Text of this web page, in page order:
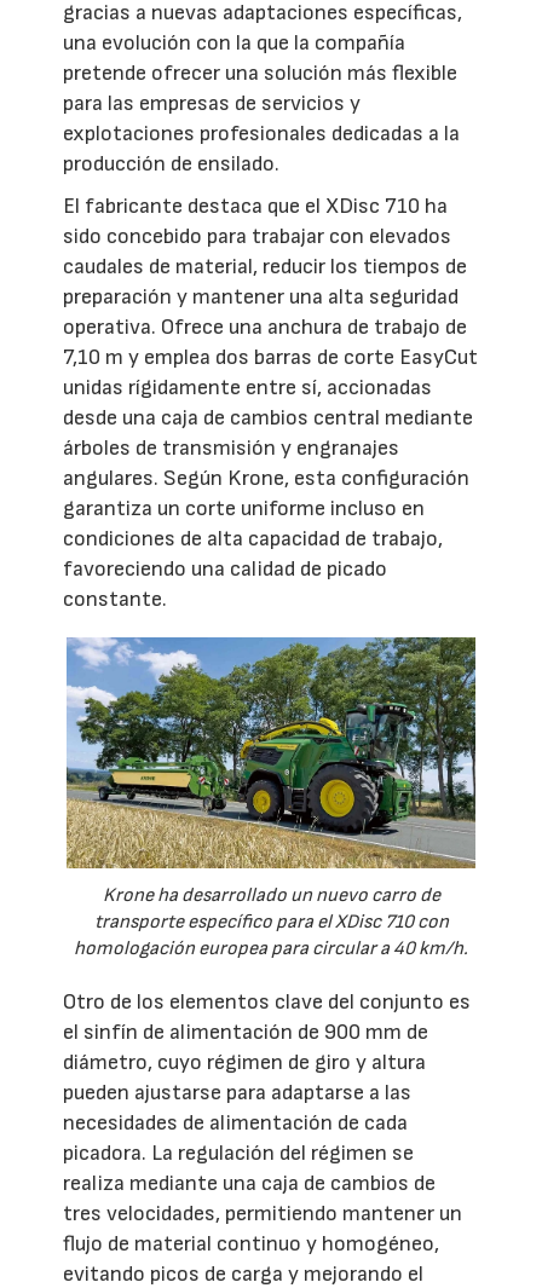
gracias a nuevas adaptaciones específicas,
una evolución con la que la compañía
pretende ofrecer una solución más flexible
para las empresas de servicios y
explotaciones profesionales dedicadas a la
producción de ensilado.
El fabricante destaca que el XDisc 710 ha
sido concebido para trabajar con elevados
caudales de material, reducir los tiempos de
preparación y mantener una alta seguridad
operativa. Ofrece una anchura de trabajo de
7,10 m y emplea dos barras de corte EasyCut
unidas rígidamente entre sí, accionadas
desde una caja de cambios central mediante
árboles de transmisión y engranajes
angulares. Según Krone, esta configuración
garantiza un corte uniforme incluso en
condiciones de alta capacidad de trabajo,
favoreciendo una calidad de picado
constante.
Krone ha desarrollado un nuevo carro de
transporte específico para el XDisc 710 con
homologación europea para circular a 40 km/h.
Otro de los elementos clave del conjunto es
el sinfín de alimentación de 900 mm de
diámetro, cuyo régimen de giro y altura
pueden ajustarse para adaptarse a las
necesidades de alimentación de cada
picadora. La regulación del régimen se
realiza mediante una caja de cambios de
tres velocidades, permitiendo mantener un
flujo de material continuo y homogéneo,
evitando picos de carga y mejorando el